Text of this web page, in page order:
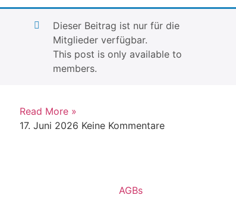
Dieser Beitrag ist nur für die
Mitglieder verfügbar.
This post is only available to
members.
Read More »
17. Juni 2026 Keine Kommentare
AGBs